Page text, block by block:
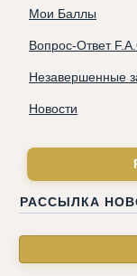
Мои Баллы
Вопрос-Ответ
Незавершенные
Новости
РАССЫЛКА